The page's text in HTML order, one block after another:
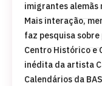
imigrantes alemãs
Mais interação,
faz pesquisa
Centro Histórico e
inédita da artista
Calendários da